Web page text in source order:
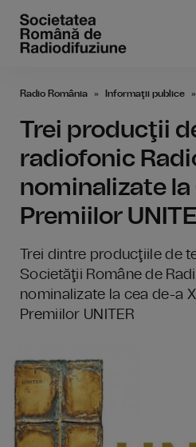
Radio România Informaţii publice
Trei producţii
radiofonic
nominalizate la
Premiilor
Trei dintre producţiile de
Societăţii Române de
nominalizate la cea de-a
Premiilor UNITER